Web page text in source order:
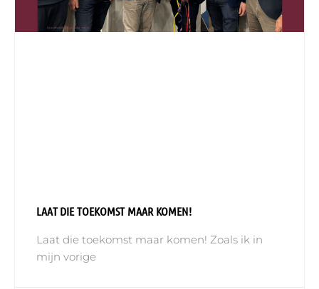
LAAT DIE TOEKOMST MAAR KOMEN!
Laat die toekomst maar komen! Zoals ik in
mijn vorige